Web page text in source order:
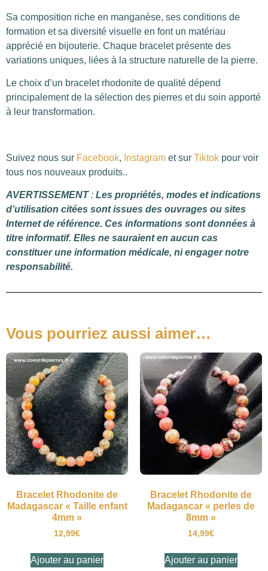
Sa composition riche en manganèse, ses conditions de
formation et sa diversité visuelle en font un matériau
apprécié en bijouterie. Chaque bracelet présente des
variations uniques, liées à la structure naturelle de la pierre.
Le choix d’un bracelet rhodonite de qualité dépend
principalement de la sélection des pierres et du soin apporté
à leur transformation.
Suivez nous sur Facebook, Instagram et sur Tiktok pour voir
tous nos nouveaux produits..
AVERTISSEMENT: Les propriétés, modes et indications
d’utilisation citées sont issues des ouvrages ou sites
Internet de référence. Ces informations sont données à
titre informatif. Elles ne sauraient en aucun cas
constituer une information médicale, ni engager notre
responsabilité.
Vous pourriez aussi aimer…
Bracelet Rhodonite de
Madagascar « Taille enfant
4mm »
12,99€
Ajouter au panier
Bracelet Rhodonite de
Madagascar « perles de
8mm »
14,99€
Ajouter au panier